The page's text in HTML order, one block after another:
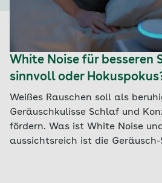
White Noise für besseren
sinnvoll oder
Weißes Rauschen soll als
Geräuschkulisse Schlaf und
fördern. Was ist White Noise
aussichtsreich ist die